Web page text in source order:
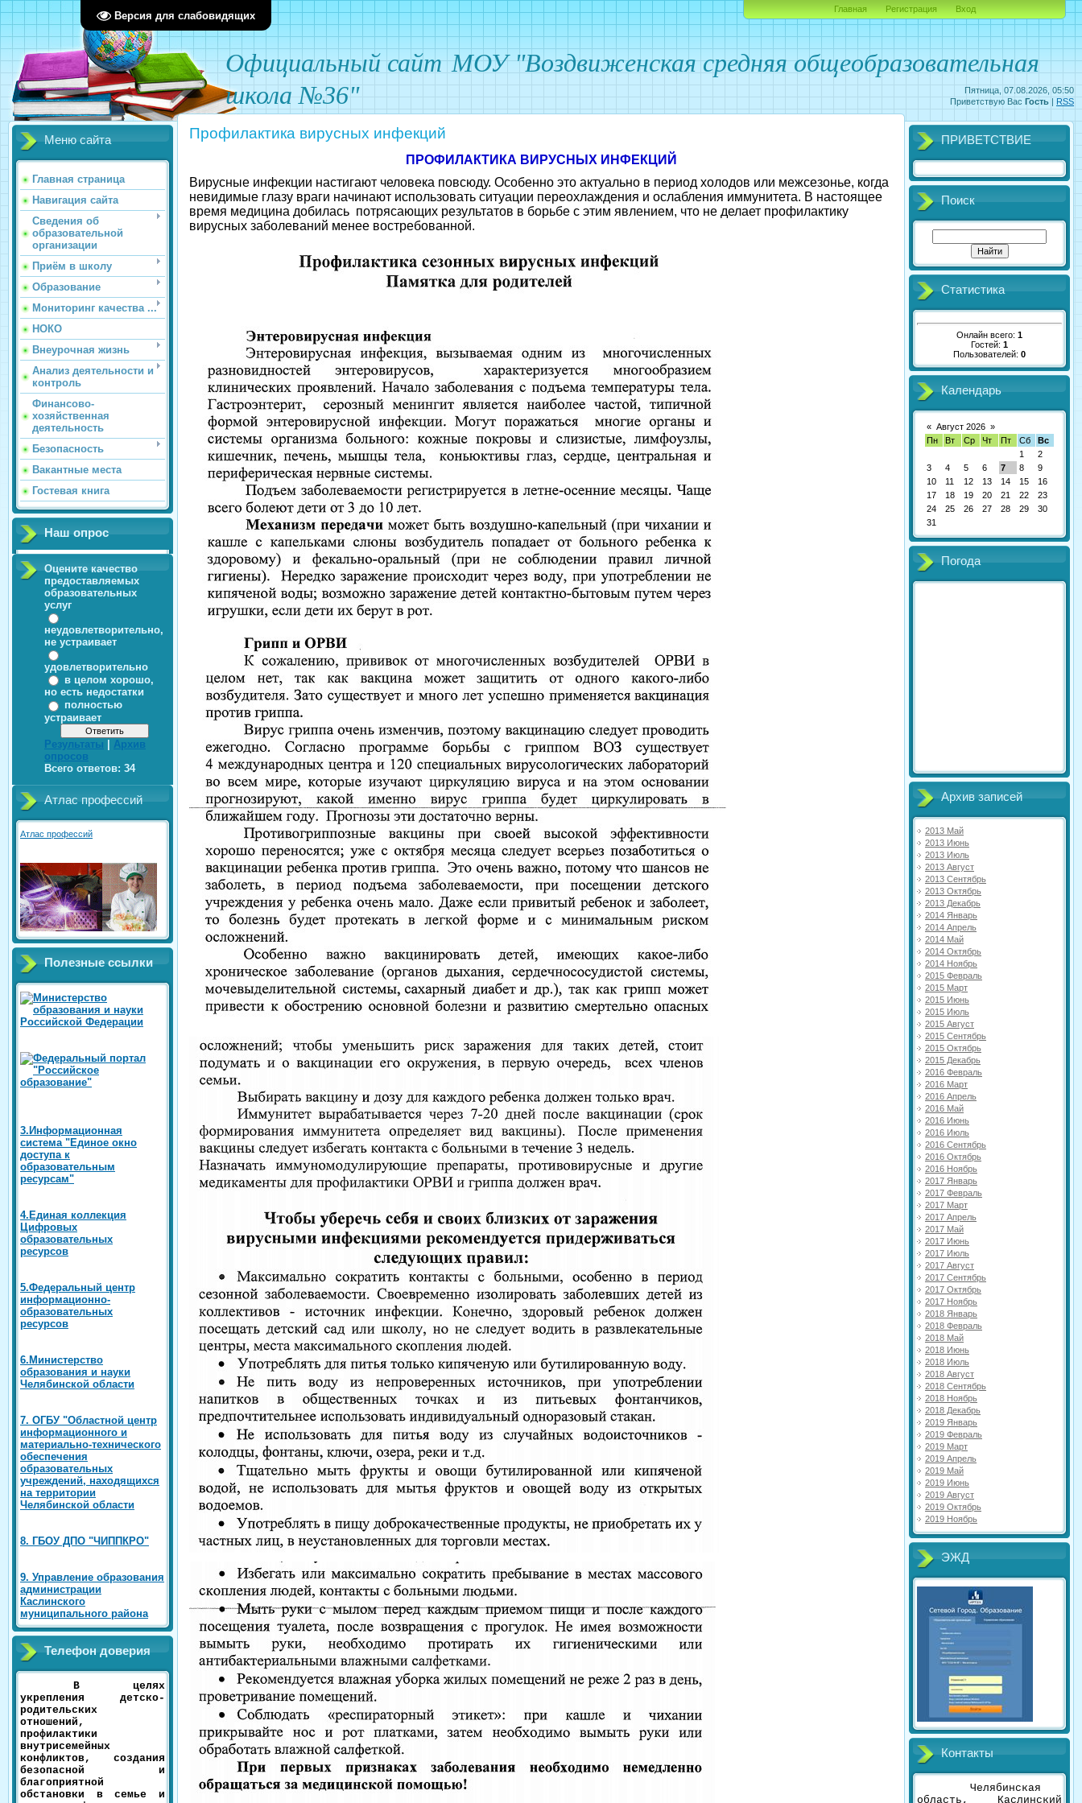
Версия для слабовидящих
Пятница, 07.08.2026, 05:50
Приветствую Вас Гость | RSS
Официальный сайт МОУ "Воздвиженская средняя общеобразовательная
школа №36"
Главная Регистрация Вход
Меню сайта
Главная страница
Навигация сайта
Сведения об
образовательной
организации
Приём в школу
Образование
Мониторинг качества ...
НОКО
Внеурочная жизнь
Анализ деятельности и
контроль
Финансово-
хозяйственная
деятельность
Безопасность
Вакантные места
Гостевая книга
Наш опрос
Оцените качество
предоставляемых
образовательных
услуг
неудовлетворительно,
не устраивает
удовлетворительно
в целом хорошо,
но есть недостатки
полностью
устраивает
Результаты
Архив
опросов
Всего ответов: 34
Атлас профессий
Атлас профессий
Полезные ссылки
3.Информационная
система "Единое окно
доступа к
образовательным
ресурсам"
4.Единая коллекция
Цифровых
образовательных
ресурсов
5.Федеральный центр
информационно-
образовательных
ресурсов
6.Министерство
образования и науки
Челябинской области
7. ОГБУ "Областной центр
информационного и
материально-технического
обеспечения
образовательных
учреждений, находящихся
на территории
Челябинской области
8. ГБОУ ДПО "ЧИППКРО"
9. Управление образования
администрации
Каслинского
муниципального района
Телефон доверия
В целях
укрепления детско-
родительских
отношений,
профилактики
внутрисемейных
конфликтов, создания
безопасной и
благоприятной
обстановки в семье и
Профилактика вирусных инфекций
ПРОФИЛАКТИКА ВИРУСНЫХ ИНФЕКЦИЙ
Вирусные инфекции настигают человека повсюду. Особенно это актуально в период холодов или межсезонье, когда
невидимые глазу враги начинают использовать ситуации переохлаждения и ослабления иммунитета. В настоящее
время медицина добилась потрясающих результатов в борьбе с этим явлением, что не делает профилактику
вирусных заболеваний менее востребованной.
ПРИВЕТСТВИЕ
Поиск
Статистика
Онлайн всего: 1
Гостей: 1
Пользователей: 0
Календарь
« Август 2026 »
Пн
Вт Ср Чт Пт Сб
Вс
1
2
3
4 5 6 7 8
9
10
11 12 13 14 15
16
17
18 19 20 21 22
23
24
25 26 27 28 29
30
31
Погода
Архив записей
2013 Май
2013 Июнь
2013 Июль
2013 Август
2013 Сентябрь
2013 Октябрь
2013 Декабрь
2014 Январь
2014 Апрель
2014 Май
2014 Октябрь
2014 Ноябрь
2015 Февраль
2015 Март
2015 Июнь
2015 Июль
2015 Август
2015 Сентябрь
2015 Октябрь
2015 Декабрь
2016 Февраль
2016 Март
2016 Апрель
2016 Май
2016 Июнь
2016 Июль
2016 Сентябрь
2016 Октябрь
2016 Ноябрь
2017 Январь
2017 Февраль
2017 Март
2017 Апрель
2017 Май
2017 Июнь
2017 Июль
2017 Август
2017 Сентябрь
2017 Октябрь
2017 Ноябрь
2018 Январь
2018 Февраль
2018 Май
2018 Июнь
2018 Июль
2018 Август
2018 Сентябрь
2018 Ноябрь
2018 Декабрь
2019 Январь
2019 Февраль
2019 Март
2019 Апрель
2019 Май
2019 Июнь
2019 Август
2019 Октябрь
2019 Ноябрь
ЭЖД
Контакты
Челябинская
область, Каслинский